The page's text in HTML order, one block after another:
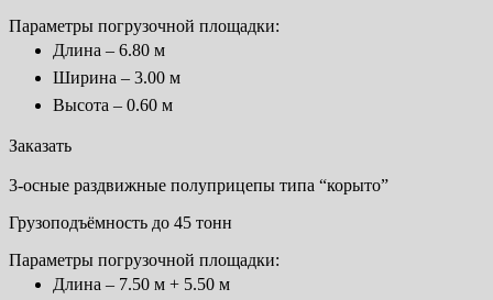
Параметры погрузочной площадки:
Длина – 6.80 м
Ширина – 3.00 м
Высота – 0.60 м
Заказать
3-осные раздвижные полуприцепы типа “корыто”
Грузоподъёмность до 45 тонн
Параметры погрузочной площадки:
Длина – 7.50 м + 5.50 м